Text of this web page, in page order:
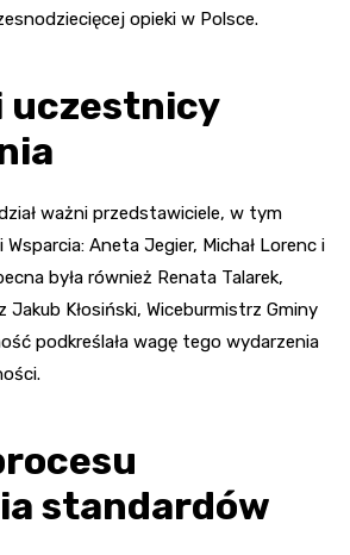
opieki w Polsce.
uczestnicy
ważni przedstawiciele, w tym
Wsparcia: Aneta Jegier, Michał Lorenc i
była również Renata Talarek,
Jakub Kłosiński, Wiceburmistrz Gminy
podkreślała wagę tego wydarzenia
standardów